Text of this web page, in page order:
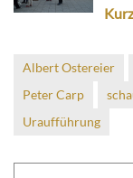
Albert Ostereier
Peter Carp
Uraufführung